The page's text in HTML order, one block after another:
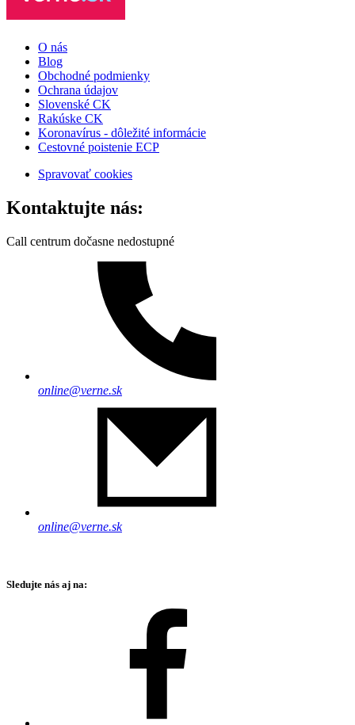
O nás
Blog
Obchodné podmienky
Ochrana údajov
Slovenské CK
Rakúske CK
Koronavírus - dôležité informácie
Cestovné poistenie ECP
Spravovať cookies
Kontaktujte nás:
Call centrum dočasne nedostupné
online@verne.sk
online@verne.sk
Sledujte nás aj na: